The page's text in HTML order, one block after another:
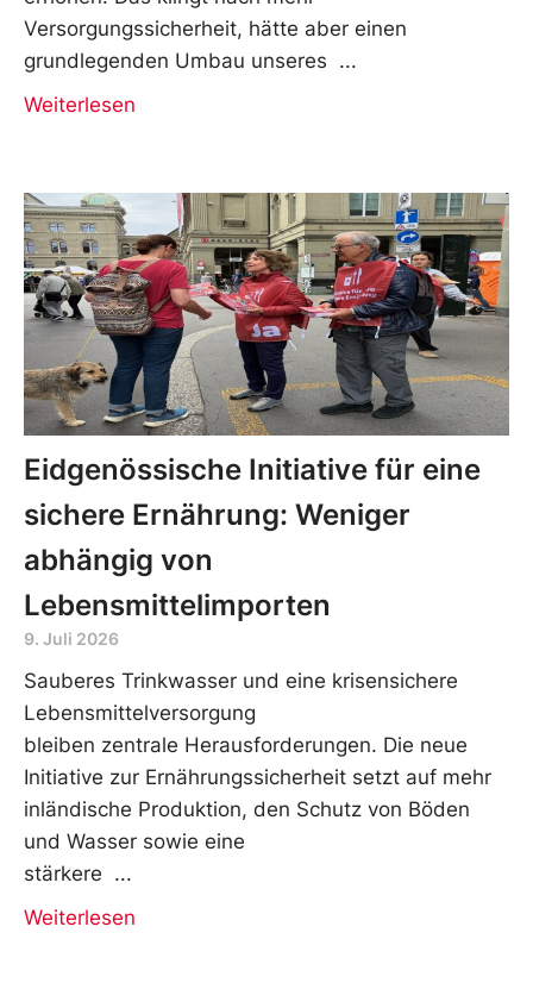
Versorgungssicherheit, hätte aber einen
grundlegenden Umbau unseres
Weiterlesen
Eidgenössische Initiative für eine
sichere Ernährung: Weniger
abhängig von
Lebensmittelimporten
9. Juli 2026
Sauberes Trinkwasser und eine krisensichere
Lebensmittelversorgung
bleiben zentrale Herausforderungen. Die neue
Initiative zur Ernährungssicherheit setzt auf mehr
inländische Produktion, den Schutz von Böden
und Wasser sowie eine
stärkere
Weiterlesen